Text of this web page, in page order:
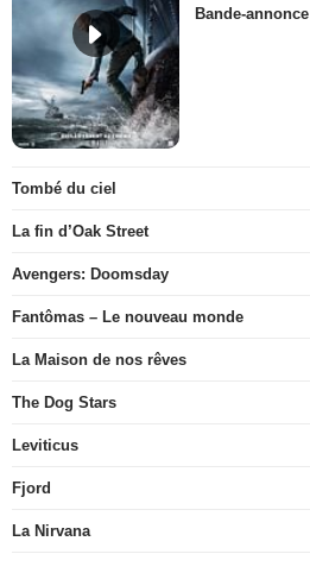
Bande-annonce
Tombé du ciel
La fin d’Oak Street
Avengers: Doomsday
Fantômas – Le nouveau monde
La Maison de nos rêves
The Dog Stars
Leviticus
Fjord
La Nirvana